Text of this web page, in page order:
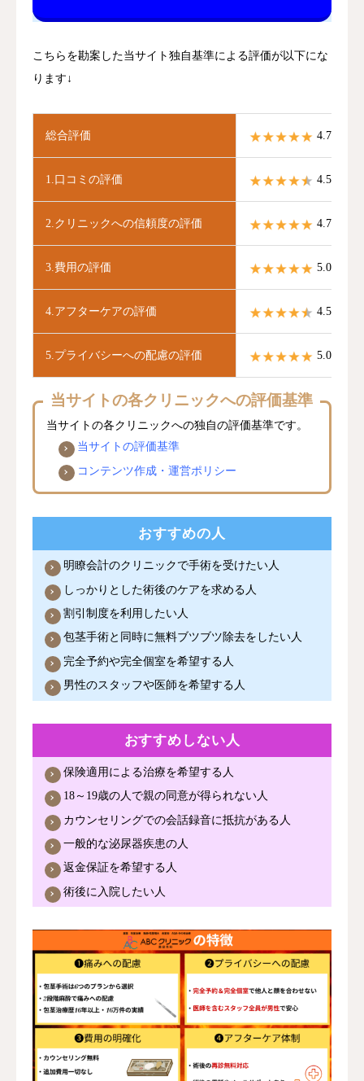
こちらを勘案した当サイト独自基準による評価が以下にな
ります↓
総合評価 4.7 / 5.0
1.口コミの評価 4.5 / 5.0
2.クリニックへの信頼度の評価 4.7 / 5.0
3.費用の評価 5.0 / 5.0
4.アフターケアの評価 4.5 / 5.0
5.プライバシーへの配慮の評価 5.0 / 5.0
当サイトの各クリニックへの評価基準
当サイトの各クリニックへの独自の評価基準です。
当サイトの評価基準
コンテンツ作成・運営ポリシー
おすすめの人
明瞭会計のクリニックで手術を受けたい人
しっかりとした術後のケアを求める人
割引制度を利用したい人
包茎手術と同時に無料ブツブツ除去をしたい人
完全予約や完全個室を希望する人
男性のスタッフや医師を希望する人
おすすめしない人
保険適用による治療を希望する人
18～19歳の人で親の同意が得られない人
カウンセリングでの会話録音に抵抗がある人
一般的な泌尿器疾患の人
返金保証を希望する人
術後に入院したい人